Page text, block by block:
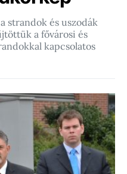
strandok és uszodák
a fővárosi és
kapcsolatos